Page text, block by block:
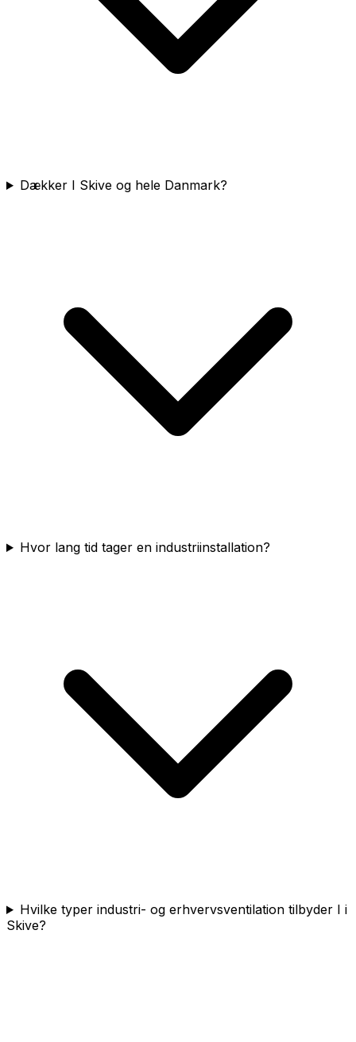
Dækker I Skive og hele Danmark?
Hvor lang tid tager en industriinstallation?
Hvilke typer industri- og erhvervsventilation tilbyder I i
Skive?